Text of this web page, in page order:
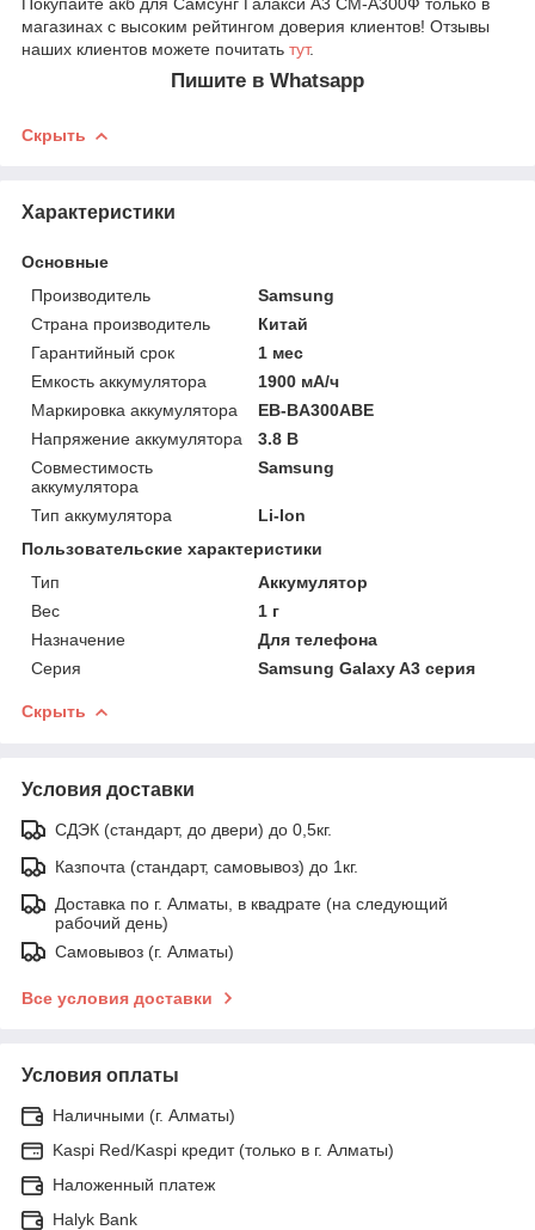
магазинах с высоким рейтингом доверия клиентов! Отзывы
наших клиентов можете почитать тут.
Пишите в Whatsapp
Скрыть
Характеристики
Основные
Производитель
Samsung
Страна производитель
Китай
Гарантийный срок
1 мес
Емкость аккумулятора
1900 мА/ч
Маркировка аккумулятора
EB-BA300ABE
Напряжение аккумулятора
3.8 В
Совместимость
аккумулятора
Samsung
Тип аккумулятора
Li-Ion
Пользовательские характеристики
Тип
Аккумулятор
Вес
1 г
Назначение
Для телефона
Серия
Samsung Galaxy A3 серия
Скрыть
Условия доставки
СДЭК (стандарт, до двери) до 0,5кг.
Казпочта (стандарт, самовывоз) до 1кг.
Доставка по г. Алматы, в квадрате (на следующий
рабочий день)
Самовывоз (г. Алматы)
Все условия доставки
Условия оплаты
Наличными (г. Алматы)
Kaspi Red/Kaspi кредит (только в г. Алматы)
Наложенный платеж
Halyk Bank